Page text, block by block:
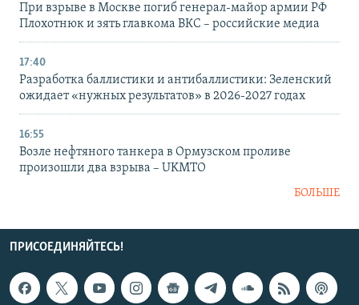
При взрыве в Москве погиб генерал-майор армии РФ
Плохотнюк и зять главкома ВКС – российские медиа
17:40
Разработка баллистики и антибаллистики: Зеленский
ожидает «нужных результатов» в 2026-2027 годах
16:55
Возле нефтяного танкера в Ормузском проливе
произошли два взрыва – UKMTO
БОЛЬШЕ
ПРИСОЕДИНЯЙТЕСЬ!